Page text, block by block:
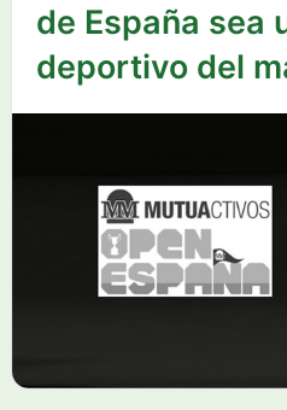
de España sea
deportivo del